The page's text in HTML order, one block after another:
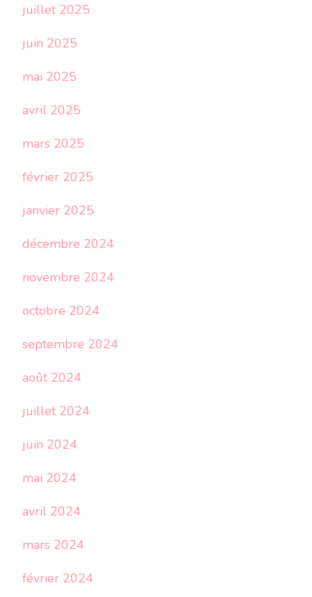
juillet 2025
juin 2025
mai 2025
avril 2025
mars 2025
février 2025
janvier 2025
décembre 2024
novembre 2024
octobre 2024
septembre 2024
août 2024
juillet 2024
juin 2024
mai 2024
avril 2024
mars 2024
février 2024